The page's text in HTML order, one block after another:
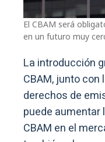
El CBAM será
en un futuro muy
La introducción
CBAM, junto
derechos de
puede
CBAM en el